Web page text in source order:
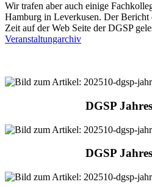
Wir trafen aber auch einige
Hamburg in Leverkusen. Der Bericht
Zeit auf der Web Seite der DGSP
Veranstaltungarchiv
DGSP
DGSP